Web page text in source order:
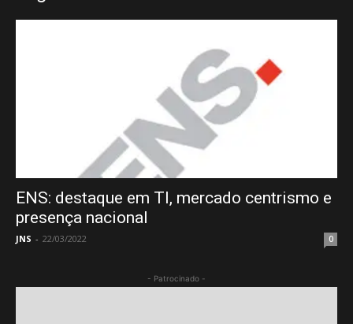
ENS: destaque em TI, mercado centrismo e
presença nacional
JNS - 22/03/2022 0
- Patrocinado -